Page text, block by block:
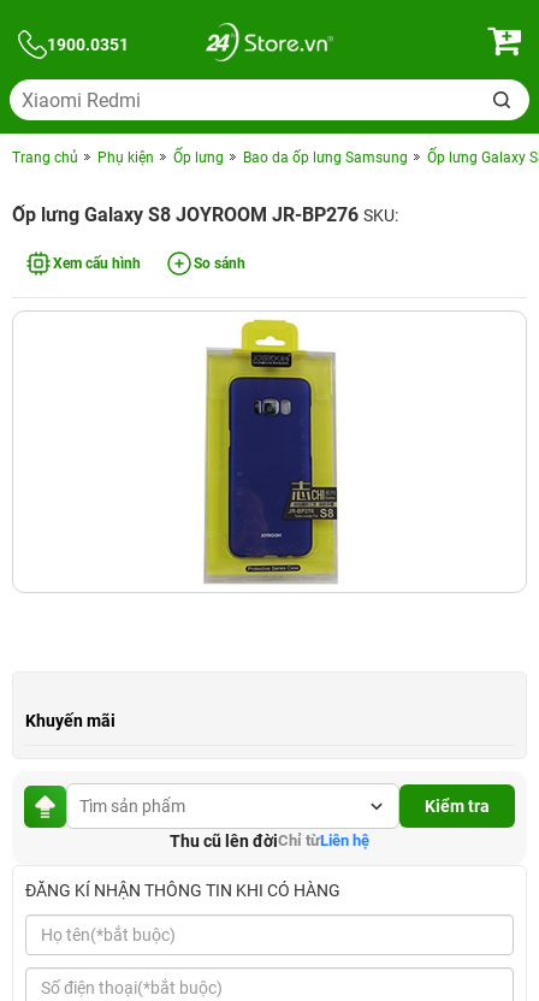
1900.0351
Trang chủ Phụ kiện Ốp lưng Bao da ốp lưng Samsung Ốp lưng Galaxy
Ốp lưng Galaxy S8 JOYROOM JR-BP276 SKU:
Xem cấu hình So sánh
Khuyến mãi
Kiểm tra
Thu cũ lên đờiChỉ từLiên hệ
ĐĂNG KÍ NHẬN THÔNG TIN KHI CÓ HÀNG